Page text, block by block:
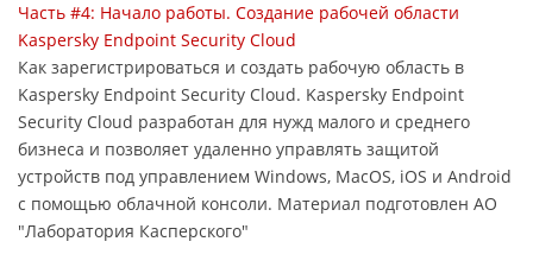
Часть #4: Начало работы. Создание рабочей области
Kaspersky Endpoint Security Cloud
Как зарегистрироваться и создать рабочую область в
Kaspersky Endpoint Security Cloud. Kaspersky Endpoint
Security Cloud разработан для нужд малого и среднего
бизнеса и позволяет удаленно управлять защитой
устройств под управлением Windows, MacOS, iOS и Android
с помощью облачной консоли. Материал подготовлен АО
"Лаборатория Касперского"